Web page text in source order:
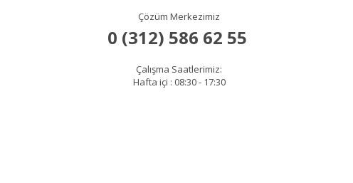
Çözüm Merkezimiz
Çalışma Saatlerimiz:
Hafta içi : 08:30 - 17:30